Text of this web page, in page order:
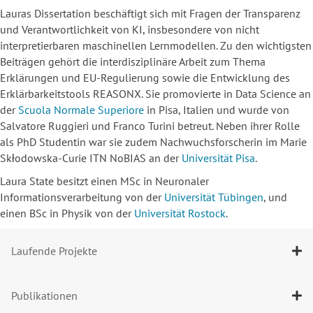
Lauras Dissertation beschäftigt sich mit Fragen der Transparenz
und Verantwortlichkeit von KI, insbesondere von nicht
interpretierbaren maschinellen Lernmodellen. Zu den wichtigsten
Beiträgen gehört die interdisziplinäre Arbeit zum Thema
Erklärungen und EU-Regulierung sowie die Entwicklung des
Erklärbarkeitstools REASONX. Sie promovierte in Data Science an
der Scuola Normale Superiore in Pisa, Italien und wurde von
Salvatore Ruggieri und Franco Turini betreut. Neben ihrer Rolle
als PhD Studentin war sie zudem Nachwuchsforscherin im Marie
Skłodowska-Curie ITN NoBIAS an der Universität Pisa.
Laura State besitzt einen MSc in Neuronaler
Informationsverarbeitung von der Universität Tübingen, und
einen BSc in Physik von der Universität Rostock.
Laufende Projekte
Publikationen